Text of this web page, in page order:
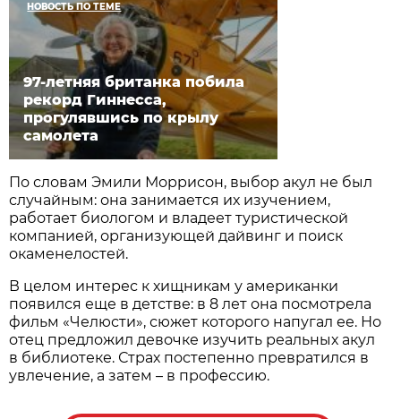
НОВОСТЬ ПО ТЕМЕ
97-летняя британка побила
рекорд Гиннесса,
прогулявшись по крылу
самолета
По словам Эмили Моррисон, выбор акул не был
случайным: она занимается их изучением,
работает биологом и владеет туристической
компанией, организующей дайвинг и поиск
окаменелостей.
В целом интерес к хищникам у американки
появился еще в детстве: в 8 лет она посмотрела
фильм «Челюсти», сюжет которого напугал ее. Но
отец предложил девочке изучить реальных акул
в библиотеке. Страх постепенно превратился в
увлечение, а затем – в профессию.